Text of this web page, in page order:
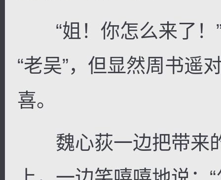
“姐！你怎么来了！”
“老吴”，但显然周书遥
喜。
魏心荻一边把带来